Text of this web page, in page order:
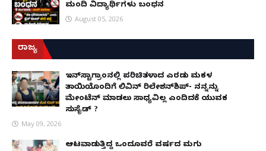
ಮಂದಿ ವಿದ್ಯಾರ್ಥಿಗಳು ಬಂಧನ
August 05, 2026
ರಾಜ್ಯ
ಇನ್​ಸ್ಟಾಗ್ರಾಂನಲ್ಲಿ ಪರಿಚಿತಳಾದ ಎರಡು ಮಕ್ಕಳ
ತಾಯಿಯೊಂದಿಗೆ ಲಿವಿನ್ ರಿಲೇಶನ್​ಶಿಪ್- ನನ್ನನ್ನು
ಮೇಂಟೆನ್ ಮಾಡಲು ಸಾಧ್ಯವಿಲ್ಲ ಎಂದಿದಕ್ಕೆ ಯುವಕ
ಸುಸೈಡ್ ?
May 09, 2026
ಆಟವಾಡುತ್ತಿದ್ದ ಒಂದೂವರೆ ವರ್ಷದ ಮಗು